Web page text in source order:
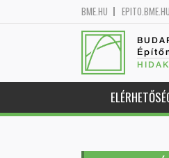
BME.HU EPITO.BME.HU